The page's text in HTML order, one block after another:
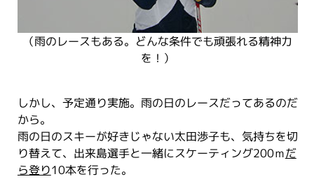
（雨のレースもある。どんな条件でも頑張れる精神力
を！）
しかし、予定通り実施。雨の日のレースだってあるのだ
から。
雨の日のスキーが好きじゃない太田渉子も、気持ちを切
り替えて、出来島選手と一緒にスケーティング200ｍだ
ら登り10本を行った。